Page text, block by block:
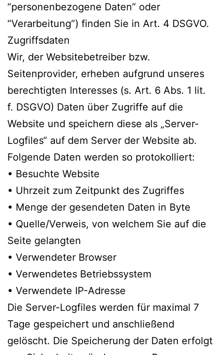
“personenbezogene Daten” oder
“Verarbeitung”) finden Sie in Art. 4 DSGVO.
Zugriffsdaten
Wir, der Websitebetreiber bzw.
Seitenprovider, erheben aufgrund unseres
berechtigten Interesses (s. Art. 6 Abs. 1 lit.
f. DSGVO) Daten über Zugriffe auf die
Website und speichern diese als „Server-
Logfiles“ auf dem Server der Website ab.
Folgende Daten werden so protokolliert:
• Besuchte Website
• Uhrzeit zum Zeitpunkt des Zugriffes
• Menge der gesendeten Daten in Byte
• Quelle/Verweis, von welchem Sie auf die
Seite gelangten
• Verwendeter Browser
• Verwendetes Betriebssystem
• Verwendete IP-Adresse
Die Server-Logfiles werden für maximal 7
Tage gespeichert und anschließend
gelöscht. Die Speicherung der Daten erfolgt